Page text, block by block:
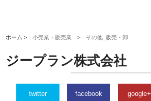
ホーム >小売業・販売業 > その他_販売・卸
ジープラン株式会社
twitter facebook google+